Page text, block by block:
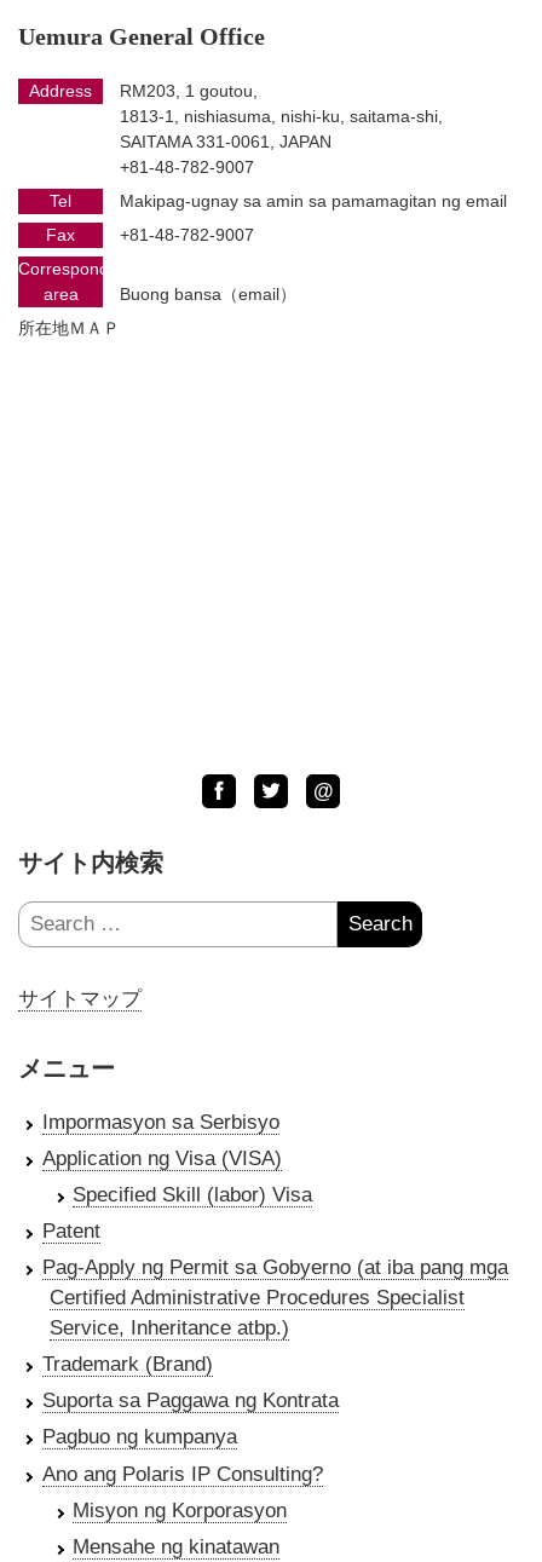
Uemura General Office
Address
RM203, 1 goutou,
1813-1, nishiasuma, nishi-ku, saitama-shi,
SAITAMA 331-0061, JAPAN
+81-48-782-9007
Tel
Makipag-ugnay sa amin sa pamamagitan ng email
Fax
+81-48-782-9007
Corresponding
area
Buong bansa（email）
所在地ＭＡＰ
Facebook
TwitterLINE
@
サイト内検索
Search
for:
サイトマップ
メニュー
Impormasyon sa Serbisyo
Application ng Visa (VISA)
Specified Skill (labor) Visa
Patent
Pag-Apply ng Permit sa Gobyerno (at iba pang mga
Certified Administrative Procedures Specialist
Service, Inheritance atbp.)
Trademark (Brand)
Suporta sa Paggawa ng Kontrata
Pagbuo ng kumpanya
Ano ang Polaris IP Consulting?
Misyon ng Korporasyon
Mensahe ng kinatawan